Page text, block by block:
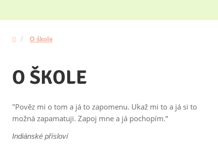
O škole
O ŠKOLE
"Pověz mi o tom a já to zapomenu. Ukaž mi to a já si to
možná zapamatuji. Zapoj mne a já pochopím.“
Indiánské přísloví